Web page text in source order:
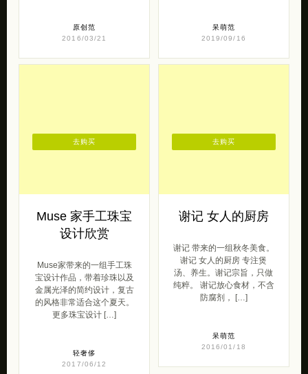
原创范
2016/03/21
呆萌范
2019/09/16
Muse 家手工珠宝
设计欣赏
Muse家带来的一组手工珠
宝设计作品，带着珍珠以及
金属光泽的简约设计，复古
的风格非常适合这个夏天。
更多珠宝设计 […]
轻奢侈
2017/06/12
去购买
谢记 女人的厨房
谢记 带来的一组秋冬美食。
谢记 女人的厨房 专注煲
汤、养生。谢记宗旨，只做
纯粹。 谢记放心食材，不含
防腐剂， […]
呆萌范
2016/01/18
去购买